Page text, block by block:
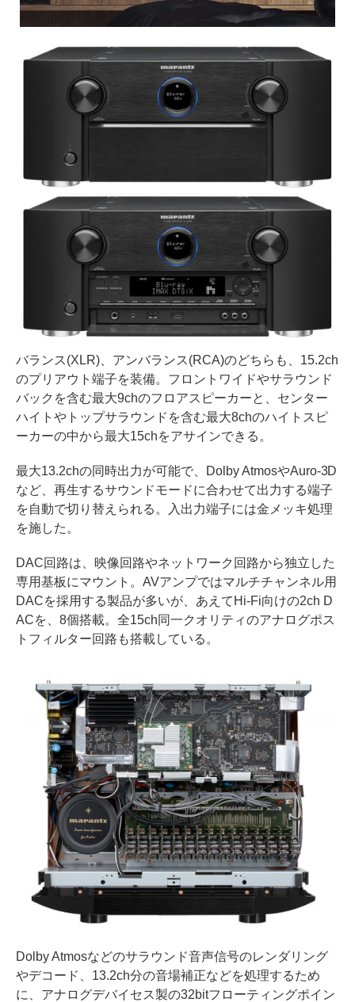
バランス(XLR)、アンバランス(RCA)のどちらも、15.2ch
のプリアウト端子を装備。フロントワイドやサラウンド
バックを含む最大9chのフロアスピーカーと、センター
ハイトやトップサラウンドを含む最大8chのハイトスピ
ーカーの中から最大15chをアサインできる。
最大13.2chの同時出力が可能で、Dolby AtmosやAuro-3D
など、再生するサウンドモードに合わせて出力する端子
を自動で切り替えられる。入出力端子には金メッキ処理
を施した。
DAC回路は、映像回路やネットワーク回路から独立した
専用基板にマウント。AVアンプではマルチチャンネル用
DACを採用する製品が多いが、あえてHi-Fi向けの2ch D
ACを、8個搭載。全15ch同一クオリティのアナログポス
トフィルター回路も搭載している。
Dolby Atmosなどのサラウンド音声信号のレンダリング
やデコード、13.2ch分の音場補正などを処理するため
に、アナログデバイセス製の32bitフローティングポイン